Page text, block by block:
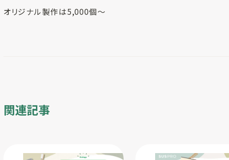
オリジナル製作は5,000個～
関連記事